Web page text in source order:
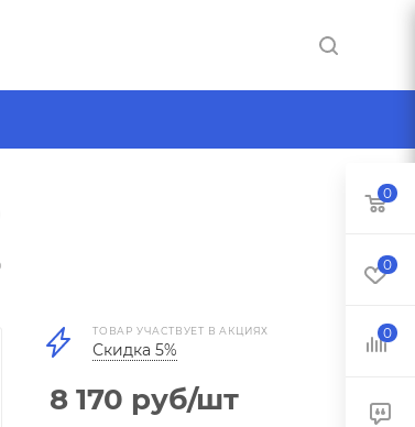
ТОВАР УЧАСТВУЕТ В АКЦИЯХ
Скидка 5%
8 170 руб/шт
0
0
0